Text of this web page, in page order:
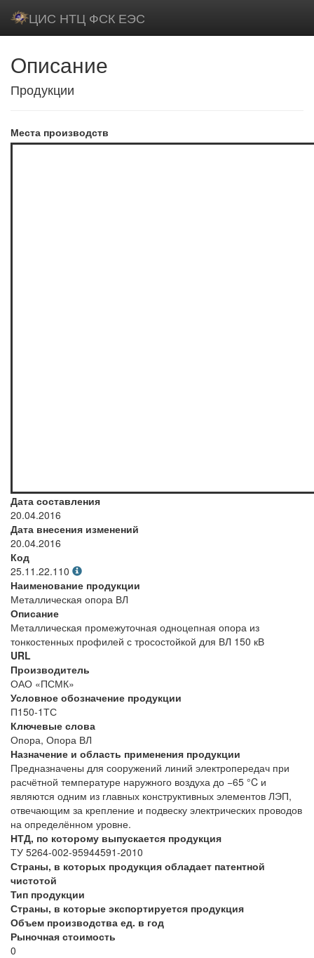
ЦИС НТЦ ФСК ЕЭС
Описание
Продукции
Места производств
Дата составления
20.04.2016
Дата внесения изменений
20.04.2016
Код
25.11.22.110
Наименование продукции
Металлическая опора ВЛ
Описание
Металлическая промежуточная одноцепная опора из
тонкостенных профилей с тросостойкой для ВЛ 150 кВ
URL
Производитель
ОАО «ПСМК»
Условное обозначение продукции
П150-1ТС
Ключевые слова
Опора, Опора ВЛ
Назначение и область применения продукции
Предназначены для сооружений линий электропередач при
расчётной температуре наружного воздуха до −65 °C и
являются одним из главных конструктивных элементов ЛЭП,
отвечающим за крепление и подвеску электрических проводов
на определённом уровне.
НТД, по которому выпускается продукция
ТУ 5264-002-95944591-2010
Страны, в которых продукция обладает патентной
чистотой
Тип продукции
Страны, в которые экспортируется продукция
Объем производства ед. в год
Рыночная стоимость
0